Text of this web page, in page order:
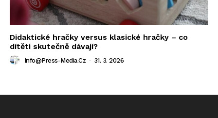
Didaktické hračky versus klasické hračky – co
dítěti skutečně dávají?
Info@press-Media.cz - 31. 3. 2026